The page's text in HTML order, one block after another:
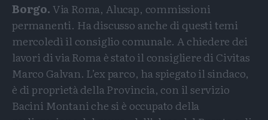
Borgo.Via Roma, Alucap, commissioni
permanenti. Ha discusso anche di questi temi
mercoledì il consiglio comunale. A chiedere dei
lavori di via Roma è stato il consigliere di Civitas
Marco Galvan. L’ex parco, ha spiegato il sindaco,
è di proprietà della Provincia, con il servizio
Bacini Montani che si è occupato della